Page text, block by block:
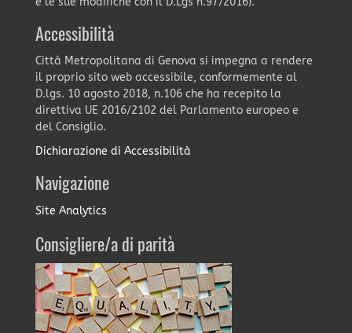
Accessibilità
Città Metropolitana di Genova si impegna a rendere
il proprio sito web accessibile, conformemente al
D.lgs. 10 agosto 2018, n.106 che ha recepito la
direttiva UE 2016/2102 del Parlamento europeo e
del Consiglio.
Dichiarazione di Accessibilità
Navigazione
Site Analytics
Consigliere/a di parità